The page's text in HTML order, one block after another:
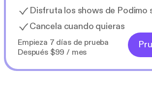
Disfruta los shows de Podimo
Cancela cuando quieras
Empieza 7 días de prueba
Después $99 / mes